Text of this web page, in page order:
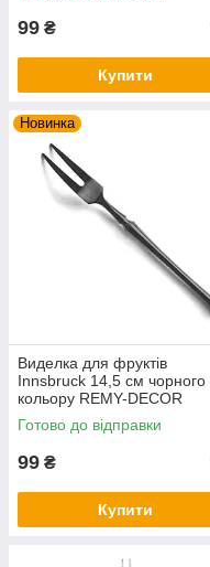
99 ₴
Купити
Новинка
Виделка для фруктів
Innsbruck 14,5 см чорного
кольору REMY-DECOR
Готово до відправки
99 ₴
Купити